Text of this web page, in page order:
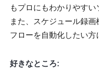
もプロにもわかりやすい
また、スケジュール録
フローを自動化したい方
好きなところ: